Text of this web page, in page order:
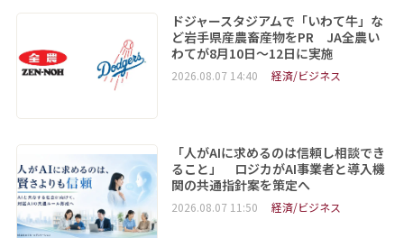
ドジャースタジアムで「いわて牛」な
ど岩手県産農畜産物をPR JA全農い
わてが8月10日～12日に実施
2026.08.07 14:40 経済/ビジネス
「人がAIに求めるのは信頼し相談でき
ること」 ロジカがAI事業者と導入機
関の共通指針案を策定へ
2026.08.07 11:50 経済/ビジネス